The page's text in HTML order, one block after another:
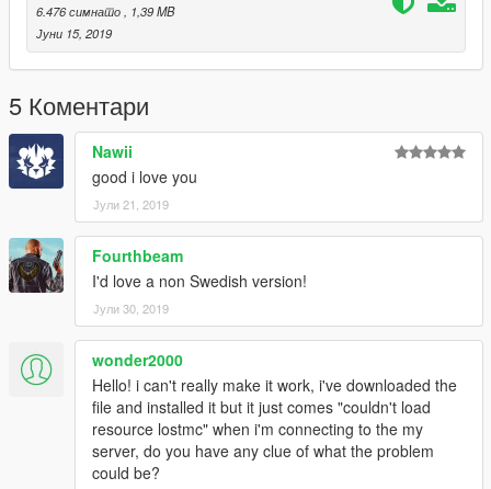
6.476 симнато
, 1,39 MB
Јуни 15, 2019
5 Коментари
Nawii
good i love you
Јули 21, 2019
Fourthbeam
I'd love a non Swedish version!
Јули 30, 2019
wonder2000
Hello! i can't really make it work, i've downloaded the
file and installed it but it just comes "couldn't load
resource lostmc" when i'm connecting to the my
server, do you have any clue of what the problem
could be?